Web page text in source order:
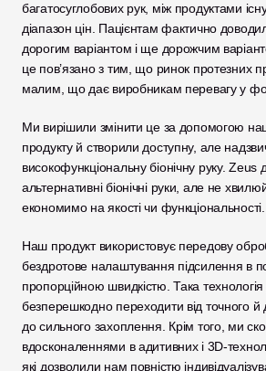
багатосуглобових рук, між продуктами
діапазон цін. Пацієнтам фактично
дорогим варіантом і ще дорожчим
це пов’язано з тим, що ринок протезних
малим, що дає виробникам перевагу у
Ми вирішили змінити це за допомогою
продукту й створили доступну, але
високофункціональну біонічну руку.
альтернативні біонічні руки, але не
економимо на якості чи функціональності.
Наш продукт використовує передову
бездротове налаштування підсилення в
пропорційною швидкістю. Така
безперешкодно переходити від точного й
до сильного захоплення. Крім того, ми
вдосконаленнями в адитивних і 3D-
які дозволили нам повністю